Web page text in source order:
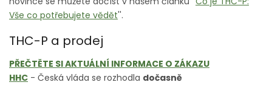
Vše co potřebujete vědět''.
THC-P a prodej
PŘEČTĚTE SI AKTUÁLNÍ INFORMACE O ZÁKAZU
HHC - Česká vláda se rozhodla dočasně